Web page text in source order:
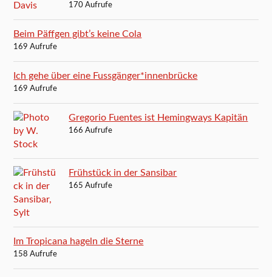
170 Aufrufe
Beim Päffgen gibt’s keine Cola
169 Aufrufe
Ich gehe über eine Fussgänger*innenbrücke
169 Aufrufe
Gregorio Fuentes ist Hemingways Kapitän
166 Aufrufe
Frühstück in der Sansibar
165 Aufrufe
Im Tropicana hageln die Sterne
158 Aufrufe